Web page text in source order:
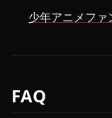
少年アニメファ
FAQ